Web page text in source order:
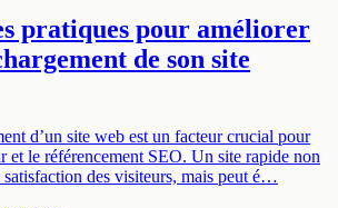
pratiques pour améliorer
de son site
d’un site web est un facteur crucial pour
et le référencement SEO. Un site rapide non
satisfaction des visiteurs, mais peut é…